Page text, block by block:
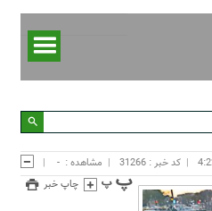
کد خبر : 31266 مشاهده : -
چاپ خبر